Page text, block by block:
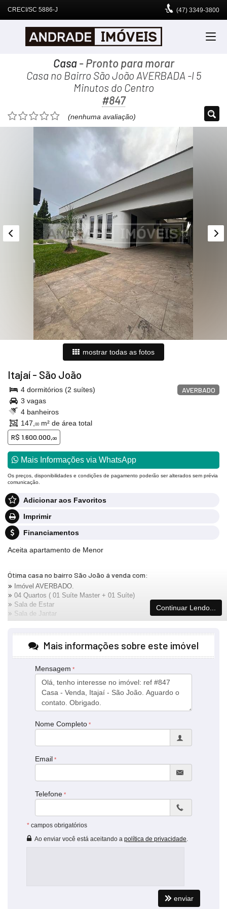
CRECI/SC 5886-J (47) 3349-3800
Casa- Pronto para morar
Casa no Bairro São João AVERBADA -l 5
Minutos do Centro
#847
(nenhuma avaliação)
mostrar todas as fotos
Itajaí - São João
AVERBADO
4 dormitórios (2 suítes)
3 vagas
4 banheiros
147, 00m² de área total
R$ 1.600.000,00
Mais Informações via WhatsApp
Os preços, disponibilidades e condições de pagamento poderão ser alterados sem prévia
comunicação.
Adicionar aos Favoritos
Imprimir
Financiamentos
Aceita apartamento de Menor
Ótima casa no bairro São João á venda com:
Imóvel AVERBADO.
04 Quartos ( 01 Suíte Master + 01 Suíte)
Sala de Estar
Sala de Jantar
Lavanderia
Cozinha
Churrasqueira
Piscina
Valor R$ 1.600.00,00:
Negocia com APARTAMENTO:
Características do Imóvel
Piscina Privativa
Sala de Jantar
Cozinha
Banheiro de Serviço
Suíte Master
Churrasqueira
Continuar Lendo...
Mais informações sobre este imóvel
Mensagem
Nome Completo
Email
Telefone
* campos obrigatórios
Ao enviar você está aceitando a política de privacidade
enviar